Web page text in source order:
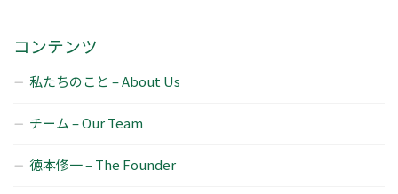
コンテンツ
私たちのこと – About Us
チーム – Our Team
徳本修一 – The Founder